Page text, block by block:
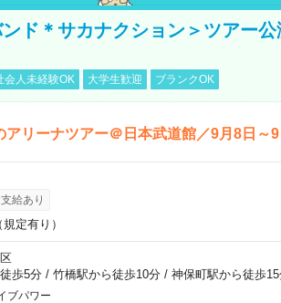
ド＊サカナクション＞ツアー
会人未経験OK 大学生歓迎 ブランクOK
アリーナツアー＠日本武道館／9月8日～9
給あり
定有り）
歩5分/ 竹橋駅から徒歩10分/ 神保町駅から徒歩15
ブパワー